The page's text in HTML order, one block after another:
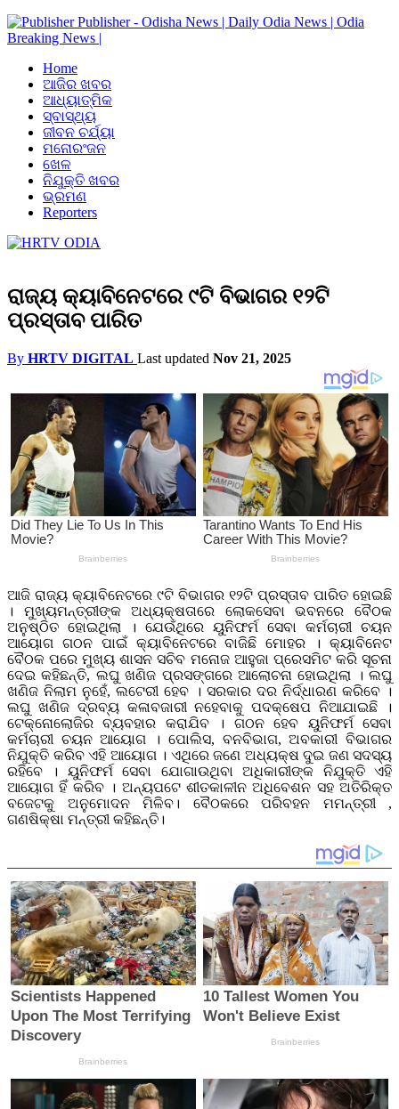
Publisher - Odisha News | Daily Odia News | Odia
Breaking News |
Home
ଆଜିର ଖବର
ଆଧ୍ୟାତ୍ମିକ
ସ୍ବାସ୍ଥ୍ୟ
ଜୀବନ ଚର୍ଯ୍ୟା
ମନୋରଂଜନ
ଖେଳ
ନିଯୁକ୍ତି ଖବର
ଭ୍ରମଣ
Reporters
ରାଜ୍ୟ କ୍ୟାବିନେଟରେ ୯ଟି ବିଭାଗର ୧୨ଟି
ପ୍ରସ୍ତାବ ପାରିତ
By HRTV DIGITAL Last updated Nov 21, 2025
ଆଜି ରାଜ୍ୟ କ୍ୟାବିନେଟରେ ୯ଟି ବିଭାଗର ୧୨ଟି ପ୍ରସ୍ତାବ ପାରିତ ହୋଇଛି
। ମୁଖ୍ୟମନ୍ତ୍ରୀଙ୍କ ଅଧ୍ୟକ୍ଷତାରେ ଲୋକସେବା ଭବନରେ ବୈଠକ
ଅନୁଷ୍ଠିତ ହୋଇଥିଲା । ଯେଉଁଥିରେ ୟୁନିଫର୍ମ ସେବା କର୍ମଚାରୀ ଚୟନ
ଆୟୋଗ ଗଠନ ପାଇଁ କ୍ୟାବିନେଟରେ ବାଜିଛି ମୋହର । କ୍ୟାବିନେଟ
ବୈଠକ ପରେ ମୁଖ୍ୟ ଶାସନ ସଚିବ ମନୋଜ ଆହୁଜା ପ୍ରେସମିଟ କରି ସୂଚନା
ଦେଇ କହିଛନ୍ତି, ଲଘୁ ଖଣିଜ ପ୍ରସଙ୍ଗରେ ଆଲୋଚନା ହୋଇଥିଲା । ଲଘୁ
ଖଣିଜ ନିଲାମ ନୁହେଁ, ଲଟେରୀ ହେବ । ସରକାର ଦର ନିର୍ଦ୍ଧାରଣ କରିବେ ।
ଲଘୁ ଖଣିଜ ଦ୍ରବ୍ୟ କଳାବଜାରୀ ନହେବାକୁ ପଦକ୍ଷେପ ନିଆଯାଇଛି ।
ଟେକ୍ନୋଲୋଜିର ବ୍ୟବହାର କରାଯିବ । ଗଠନ ହେବ ୟୁନିଫର୍ମ ସେବା
କର୍ମଚାରୀ ଚୟନ ଆୟୋଗ । ପୋଲିସ, ବନବିଭାଗ, ଅବକାରୀ ବିଭାଗର
ନିଯୁକ୍ତି କରିବ ଏହି ଆୟୋଗ । ଏଥିରେ ଜଣେ ଅଧ୍ୟକ୍ଷ ଦୁଇ ଜଣ ସଦସ୍ୟ
ରହିବେ । ୟୁନିଫର୍ମ ସେବା ଯୋଗାଉଥିବା ଅଧିକାରୀଙ୍କ ନିଯୁକ୍ତି ଏହି
ଆୟୋଗ ହିଁ କରିବ । ଅନ୍ୟପଟେ ଶୀତକାଳୀନ ଅଧିବେଶନ ସହ ଅତିରିକ୍ତ
ବଜେଟକୁ ଅନୁମୋଦନ ମିଳିବ। ବୈଠକରେ ପରିବହନ ମମନ୍ତ୍ରୀ ,
ଗଣଷିକ୍ଷା ମନ୍ତ୍ରୀ କହିଛନ୍ତି।